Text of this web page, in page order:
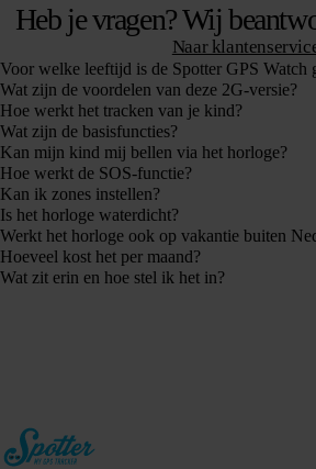
Heb je vragen? Wij
Naar
Voor welke leeftijd is de Spotter GPS Watch
Wat zijn de voordelen van deze 2G-versie?
Hoe werkt het tracken van je kind?
Wat zijn de basisfuncties?
Kan mijn kind mij bellen via het horloge?
Hoe werkt de SOS-functie?
Kan ik zones instellen?
Is het horloge waterdicht?
Werkt het horloge ook op vakantie buiten
Hoeveel kost het per maand?
Wat zit erin en hoe stel ik het in?